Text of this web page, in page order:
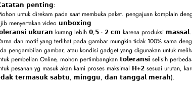
𝗽𝗲𝗻𝘁𝗶𝗻𝗴:
untuk direkam pada saat membuka paket. pengajuan komplain
menyertakan video 𝘂𝗻𝗯𝗼𝘅𝗶𝗻𝗴
𝘂𝗸𝘂𝗿𝗮𝗻 kurang lebih 𝟬,𝟱 - 𝟮 𝗰𝗺 karena produksi 𝗺𝗮𝘀𝘀𝗮𝗹.
dan motif yang terlihat pada gambar mungkin tidak 100% sama
pengambilan gambar, atau kondisi gadget yang digunakan untuk
pembelian Online, mohon pertimbangkan 𝘁𝗼𝗹𝗲𝗿𝗮𝗻𝘀𝗶 selisih
pesanan yg masuk akan kami proses maksimal 𝗛+𝟮 sesuai urutan,
𝘁𝗲𝗿𝗺𝗮𝘀𝘂𝗸 𝘀𝗮𝗯𝘁𝘂, 𝗺𝗶𝗻𝗴𝗴𝘂, 𝗱𝗮𝗻 𝘁𝗮𝗻𝗴𝗴𝗮𝗹 𝗺𝗲𝗿𝗮𝗵).